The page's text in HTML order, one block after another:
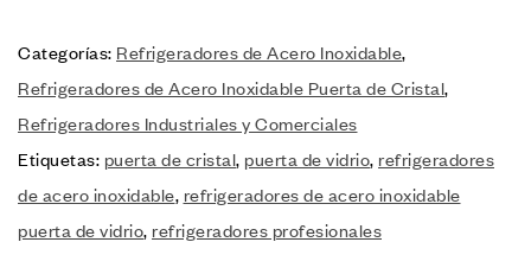
Categorías: Refrigeradores de Acero Inoxidable,
Refrigeradores de Acero Inoxidable Puerta de Cristal,
Refrigeradores Industriales y Comerciales
Etiquetas: puerta de cristal, puerta de vidrio, refrigeradores
de acero inoxidable, refrigeradores de acero inoxidable
puerta de vidrio, refrigeradores profesionales